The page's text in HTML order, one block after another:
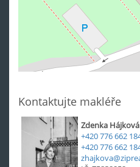
Kontaktujte makléře
Zdenka Hájková
+420 776 662
+420 776 662